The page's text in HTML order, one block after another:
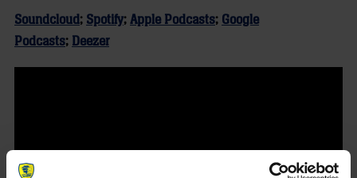
Soundcloud; Spotify; Apple Podcasts; Google
Podcasts; Deezer